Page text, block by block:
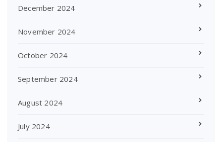
December 2024
November 2024
October 2024
September 2024
August 2024
July 2024